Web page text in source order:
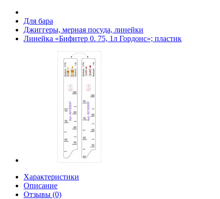
Для бара
Джиггеры, мерная посуда, линейки
Линейка «Бифитер 0. 75, 1л Гордонс»; пластик
Характеристики
Описание
Отзывы (0)